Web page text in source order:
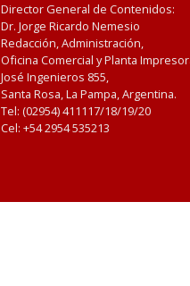
Director General de Contenidos:
Dr. Jorge Ricardo Nemesio
Redacción, Administración,
Oficina Comercial y Planta
José Ingenieros 855,
Santa Rosa, La Pampa, Argentina.
Tel: (02954) 411117/18/19/20
Cel: +54 2954 535213